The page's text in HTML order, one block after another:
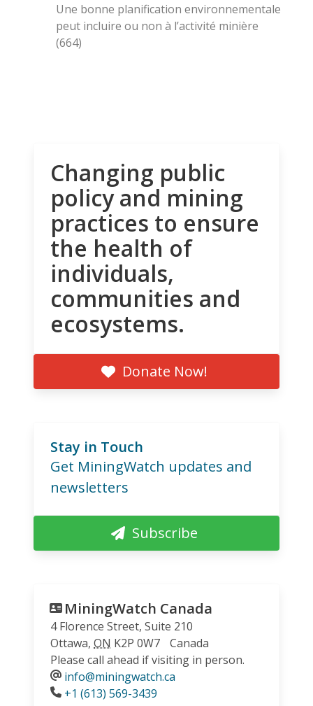
Une bonne planification environnementale
peut incluire ou non à l’activité minière
(664)
Changing public
policy and mining
practices to ensure
the health of
individuals,
communities and
ecosystems.
Donate Now!
Stay in Touch
Get MiningWatch updates and
newsletters
Subscribe
MiningWatch Canada
4 Florence Street, Suite 210
Ottawa, ON K2P 0W7
Canada
Please call ahead if visiting in person.
info@miningwatch.ca
Phone
+1 (613) 569-3439